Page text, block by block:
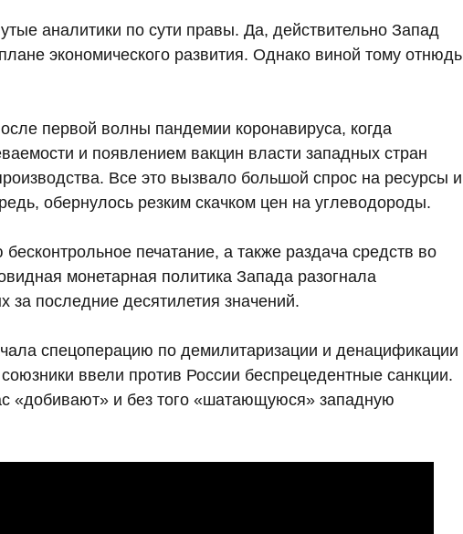
аналитики по сути правы. Да, действительно Запад
экономического развития. Однако виной тому отнюдь
первой волны пандемии коронавируса, когда
и появлением вакцин власти западных стран
Все это вызвало большой спрос на ресурсы и
обернулось резким скачком цен на углеводороды.
печатание, а также раздача средств во
монетарная политика Запада разогнала
последние десятилетия значений.
спецоперацию по демилитаризации и денацификации
ввели против России беспрецедентные санкции.
«добивают» и без того «шатающуюся» западную